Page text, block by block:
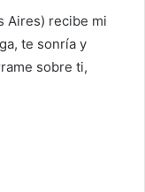
Aires) recibe mi
te sonría y
sobre ti,